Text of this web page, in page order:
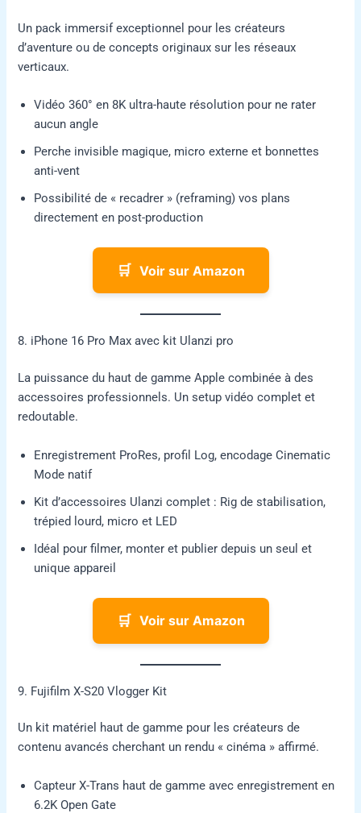
Un pack immersif exceptionnel pour les créateurs
d’aventure ou de concepts originaux sur les réseaux
verticaux.
Vidéo 360° en 8K ultra-haute résolution pour ne rater
aucun angle
Perche invisible magique, micro externe et bonnettes
anti-vent
Possibilité de « recadrer » (reframing) vos plans
directement en post-production
🛒 Voir sur Amazon
8. iPhone 16 Pro Max avec kit Ulanzi pro
La puissance du haut de gamme Apple combinée à des
accessoires professionnels. Un setup vidéo complet et
redoutable.
Enregistrement ProRes, profil Log, encodage Cinematic
Mode natif
Kit d’accessoires Ulanzi complet : Rig de stabilisation,
trépied lourd, micro et LED
Idéal pour filmer, monter et publier depuis un seul et
unique appareil
🛒 Voir sur Amazon
9. Fujifilm X-S20 Vlogger Kit
Un kit matériel haut de gamme pour les créateurs de
contenu avancés cherchant un rendu « cinéma » affirmé.
Capteur X-Trans haut de gamme avec enregistrement en
6.2K Open Gate